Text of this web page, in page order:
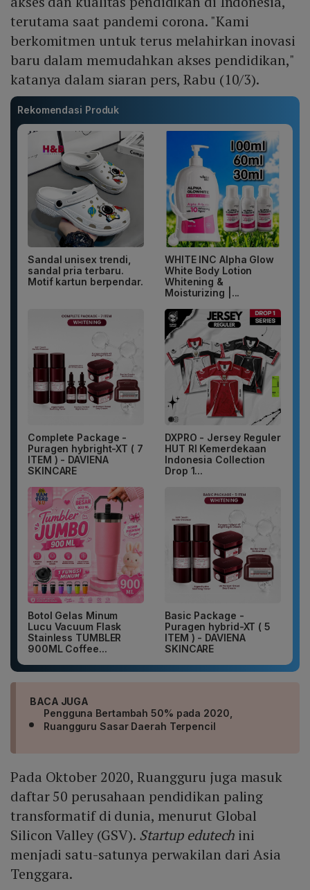
terutama saat pandemi corona. "Kami
berkomitmen untuk terus melahirkan inovasi
baru dalam memudahkan akses pendidikan,"
katanya dalam siaran pers, Rabu (10/3).
Rekomendasi Produk
Sandal unisex trendi,
sandal pria terbaru.
Motif kartun berpendar.
WHITE INC Alpha Glow
White Body Lotion
Whitening &
Moisturizing |...
Complete Package -
Puragen hybright-XT ( 7
ITEM ) - DAVIENA
SKINCARE
DXPRO - Jersey Reguler
HUT RI Kemerdekaan
Indonesia Collection
Drop 1...
Botol Gelas Minum
Lucu Vacuum Flask
Stainless TUMBLER
900ML Coffee...
Basic Package -
Puragen hybrid-XT ( 5
ITEM ) - DAVIENA
SKINCARE
BACA JUGA
Pengguna Bertambah 50% pada 2020,
Ruangguru Sasar Daerah Terpencil
Pada Oktober 2020, Ruangguru juga masuk
daftar 50 perusahaan pendidikan paling
transformatif di dunia, menurut Global
Silicon Valley (GSV). Startup edutech ini
menjadi satu-satunya perwakilan dari Asia
Tenggara.